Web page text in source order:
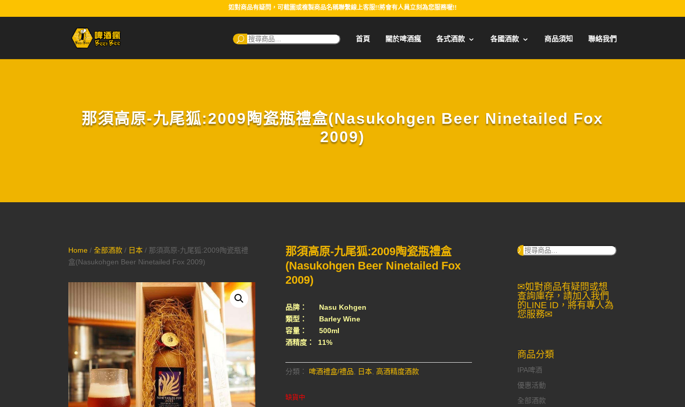
如對商品有疑問，可截圖或複製商品名稱聯繫線上客服!!將會有人員立刻為您服務喔!!
搜
尋：
首頁 關於啤酒瘋 各式酒款 各國酒款 商品須知 聯絡我們
那須高原-九尾狐:2009陶瓷瓶禮盒(Nasukohgen Beer Ninetailed Fox
2009)
Home /全部酒款 / 日本 / 那須高原-九尾狐:2009陶瓷瓶禮
盒(Nasukohgen Beer Ninetailed Fox 2009)
那須高原-九尾狐:2009陶瓷瓶禮盒
(Nasukohgen Beer Ninetailed Fox
2009)
品牌： Nasu Kohgen
類型： Barley Wine
容量： 500ml
酒精度： 11%
分類： 啤酒禮盒/禮品 日本, 高酒精度酒款
缺貨中
搜
✉如對商品有疑問或想
查詢庫存，請加入我們
的LINE ID，將有專人為
您服務✉
商品分類
IPA啤酒
優惠活動
全部酒款